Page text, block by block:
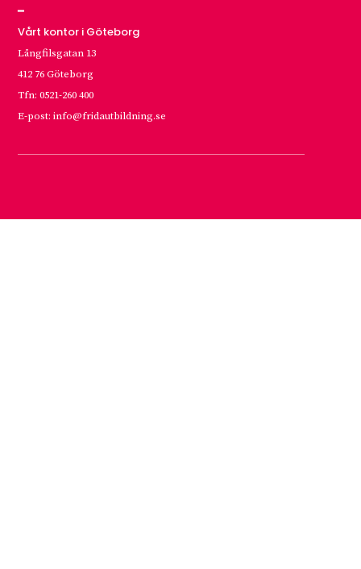
━
Vårt kontor i Göteborg
Långfilsgatan 13
412 76 Göteborg
Tfn: 0521-260 400
E-post: info@fridautbildning.se